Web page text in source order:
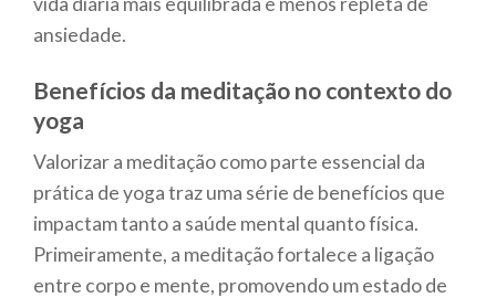
ansiedade.
Benefícios da meditação no contexto do
yoga
Valorizar a meditação como parte essencial da
prática de yoga traz uma série de benefícios que
impactam tanto a saúde mental quanto física.
Primeiramente, a meditação fortalece a ligação
entre corpo e mente, promovendo um estado de